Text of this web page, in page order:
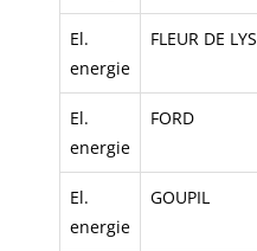
El.
energie
FLEUR DE LYS
El.
energie
FORD
El.
energie
GOUPIL